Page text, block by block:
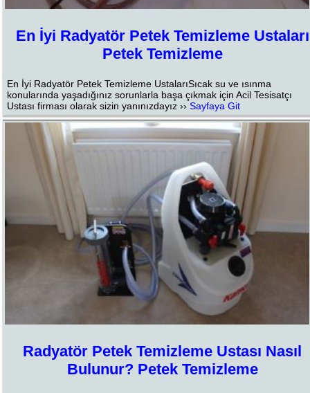
En İyi Radyatör Petek Temizleme Ustaları
Petek Temizleme
En İyi Radyatör Petek Temizleme UstalarıSıcak su ve ısınma
konularında yaşadığınız sorunlarla başa çıkmak için Acil Tesisatçı
Ustası firması olarak sizin yanınızdayız ››Sayfaya Git
Radyatör Petek Temizleme Ustası Nasıl
Bulunur? Petek Temizleme